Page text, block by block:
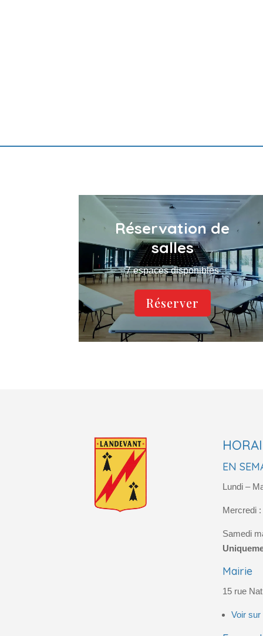
Réservation de
salles
7 espaces disponibles
Réserver
EN
Lundi –
Mercredi
Samedi
Mairie
15 rue
Voir sur